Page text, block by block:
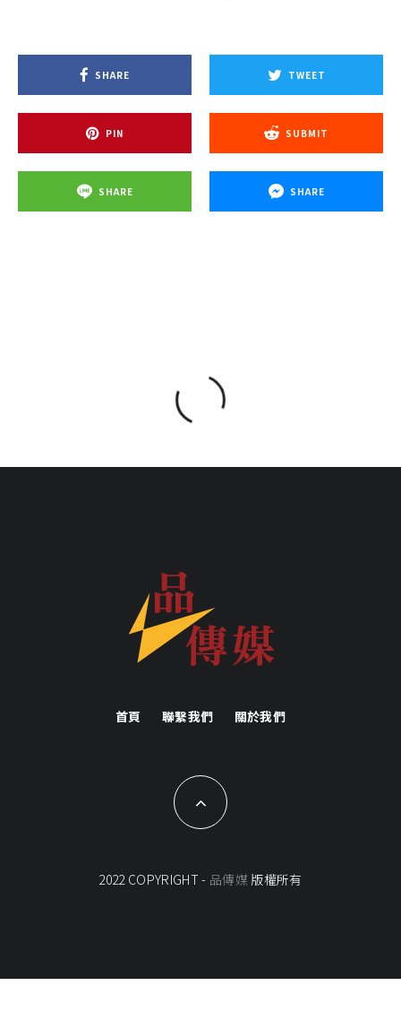
SHARE TWEET
PIN SUBMIT
SHARE SHARE
首頁 聯繫我們 關於我們
2022 COPYRIGHT - 品傳媒 版權所有